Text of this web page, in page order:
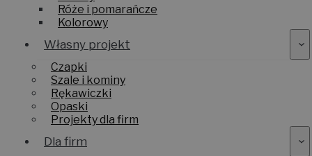
Róże i pomarańcze
Kolorowy
Własny projekt
Czapki
Szale i kominy
Rękawiczki
Opaski
Projekty dla firm
Dla firm